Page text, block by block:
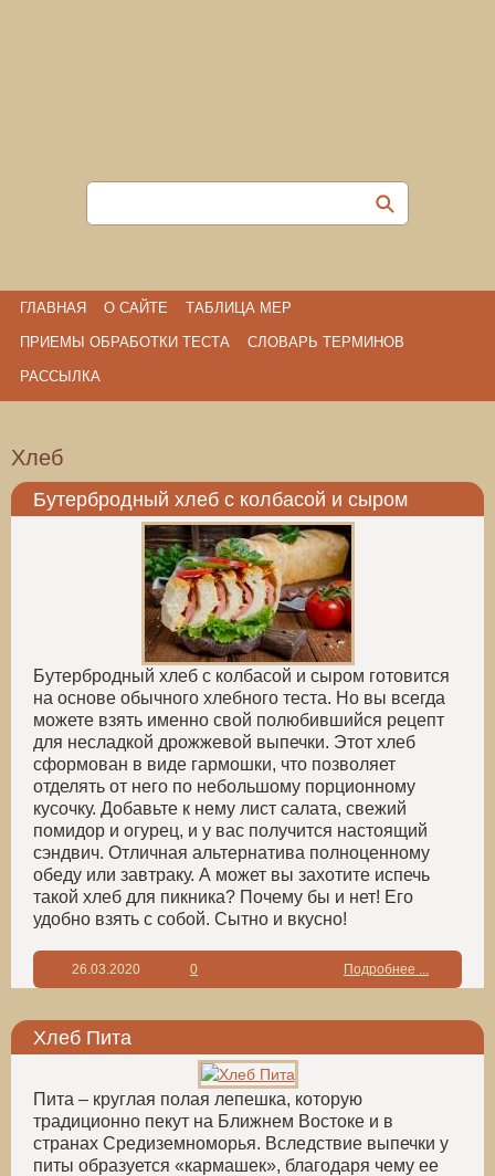
ГЛАВНАЯ О САЙТЕ ТАБЛИЦА МЕР
ПРИЕМЫ ОБРАБОТКИ ТЕСТА СЛОВАРЬ ТЕРМИНОВ
РАССЫЛКА
Хлеб
Бутербродный хлеб с колбасой и сыром
Бутербродный хлеб с колбасой и сыром готовится
на основе обычного хлебного теста. Но вы всегда
можете взять именно свой полюбившийся рецепт
для несладкой дрожжевой выпечки. Этот хлеб
сформован в виде гармошки, что позволяет
отделять от него по небольшому порционному
кусочку. Добавьте к нему лист салата, свежий
помидор и огурец, и у вас получится настоящий
сэндвич. Отличная альтернатива полноценному
обеду или завтраку. А может вы захотите испечь
такой хлеб для пикника? Почему бы и нет! Его
удобно взять с собой. Сытно и вкусно!
26.03.2020 0 Подробнее ...
Хлеб Пита
Пита – круглая полая лепешка, которую
традиционно пекут на Ближнем Востоке и в
странах Средиземноморья. Вследствие выпечки у
питы образуется «кармашек», благодаря чему ее